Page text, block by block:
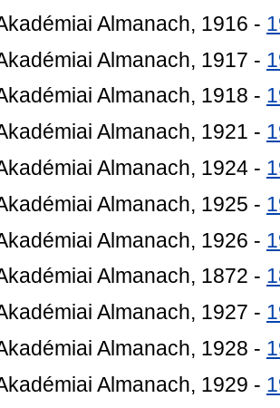
Almanach, 1916 -
Almanach, 1917 -
Almanach, 1918 -
Almanach, 1921 -
Almanach, 1924 -
Almanach, 1925 -
Almanach, 1926 -
Almanach, 1872 -
Almanach, 1927 -
Almanach, 1928 -
Almanach, 1929 -